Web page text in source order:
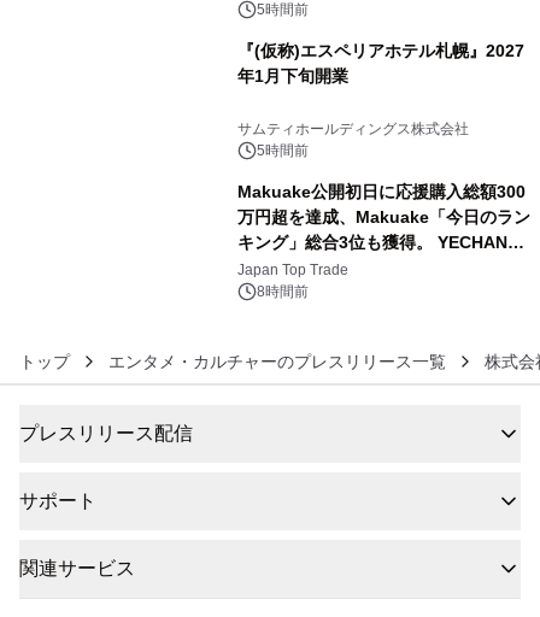
5時間前
『(仮称)エスペリアホテル札幌』2027
年1月下旬開業
サムティホールディングス株式会社
5時間前
Makuake公開初日に応援購入総額300
万円超を達成、Makuake「今日のラン
キング」総合3位も獲得。 YECHAN音
浴シンギングボウル第2弾の大型サイ
ズ（XL・2XL・3XL）を先行販売中
Japan Top Trade
8時間前
トップ エンタメ・カルチャーのプレスリリース一覧 株式会
プレスリリース配信
サポート
関連サービス